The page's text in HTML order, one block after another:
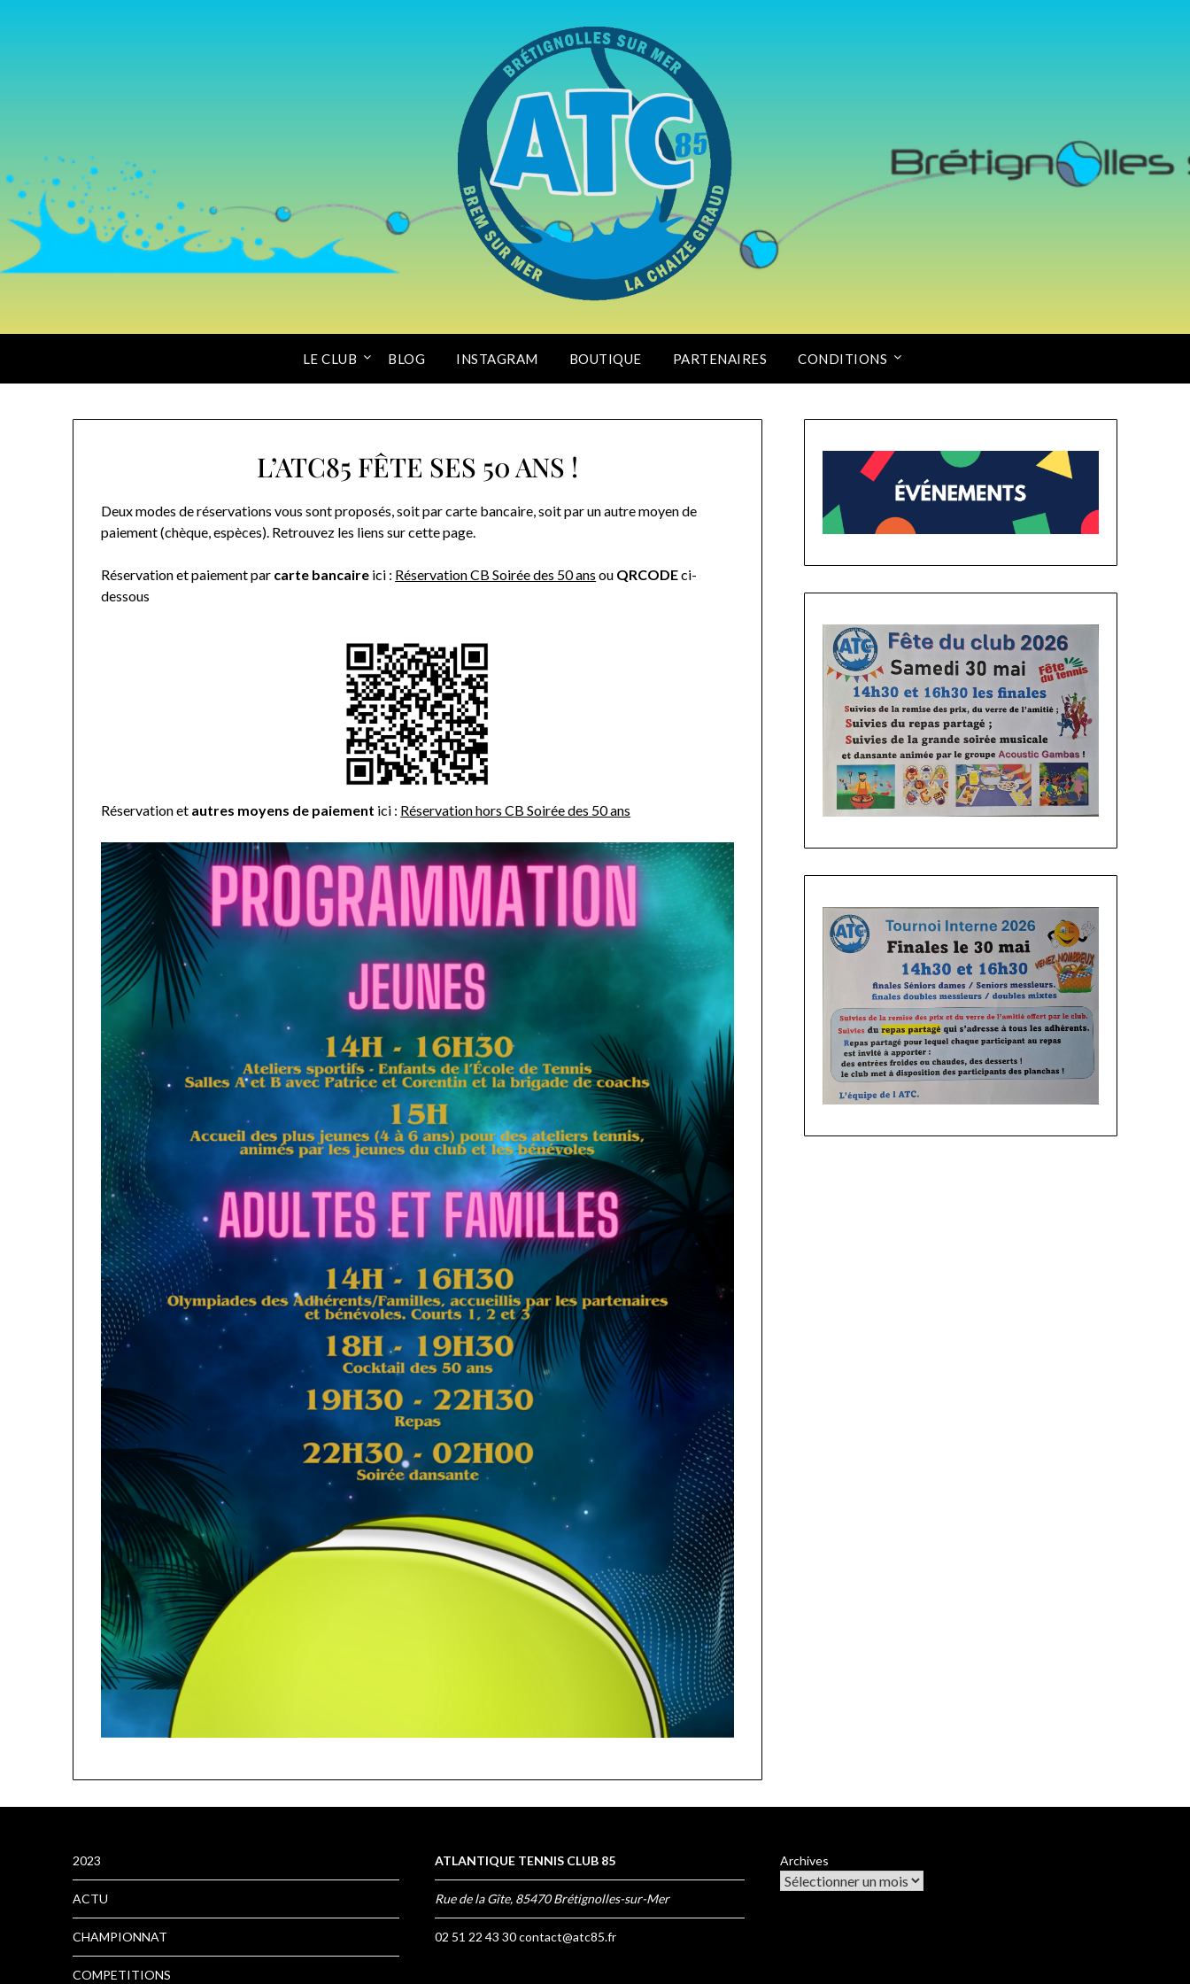
LE CLUB BLOG INSTAGRAM BOUTIQUE PARTENAIRES CONDITIONS
L’ATC85 FÊTE SES 50 ANS !
Deux modes de réservations vous sont proposés, soit par carte bancaire, soit par un autre moyen de
paiement (chèque, espèces). Retrouvez les liens sur cette page.
Réservation et paiement par carte bancaire ici : Réservation CB Soirée des 50 ans ou QRCODEci-
dessous
Réservation et autres moyens de paiement ici : Réservation hors CB Soirée des 50 ans
2023
ACTU
CHAMPIONNAT
COMPETITIONS
ATLANTIQUE TENNIS CLUB 85
Rue de la Gîte, 85470 Brétignolles-sur-Mer
02 51 22 43 30contact@atc85.fr
Archives